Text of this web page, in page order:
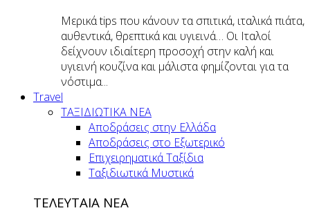
Μερικά tips που κάνουν τα σπιτικά, ιταλικά πιάτα,
αυθεντικά, θρεπτικά και υγιεινά… Οι Ιταλοί
δείχνουν ιδιαίτερη προσοχή στην καλή και
υγιεινή κουζίνα και μάλιστα φημίζονται για τα
νόστιμα...
Travel
ΤΑΞΙΔΙΩΤΙΚΑ ΝΕΑ
Αποδράσεις στην Ελλάδα
Αποδράσεις στο Εξωτερικό
Επιχειρηματικά Ταξίδια
Ταξιδιωτικά Μυστικά
ΤΕΛΕΥΤΑΙΑ ΝΕΑ